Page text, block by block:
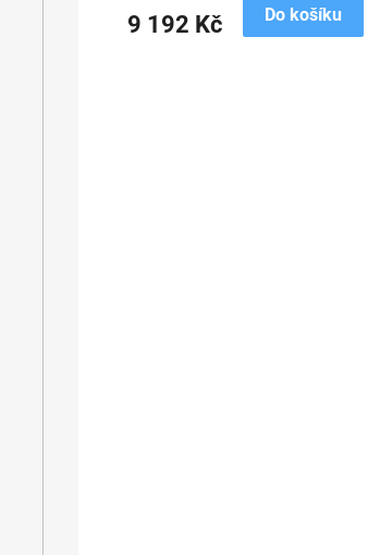
9 192 Kč Do košíku